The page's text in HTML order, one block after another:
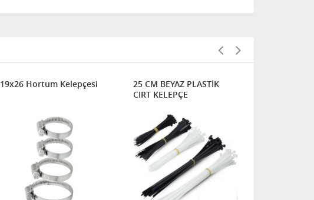
19x26 Hortum Kelepçesi
25 CM BEYAZ PLASTİK
CIRT KELEPÇE